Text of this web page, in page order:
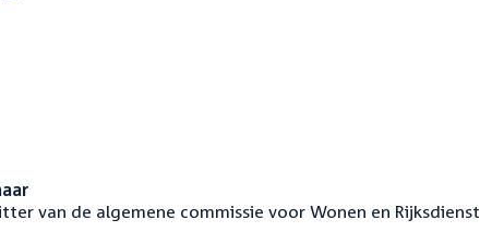
van de algemene commissie voor Wonen en Rijksdienst